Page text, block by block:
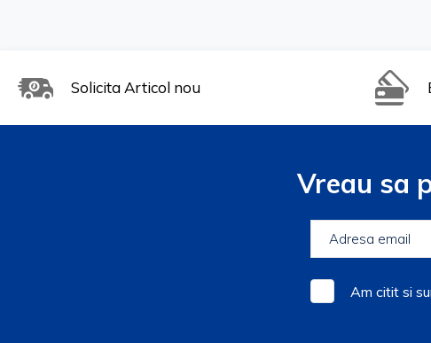
Solicita Articol nou
Vreau sa
Am citit si